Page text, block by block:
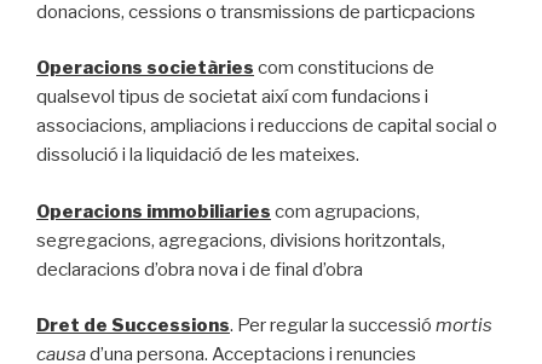
donacions, cessions o transmissions de particpacions
Operacions societàries com constitucions de
qualsevol tipus de societat així com fundacions i
associacions, ampliacions i reduccions de capital social o
dissolució i la liquidació de les mateixes.
Operacions immobiliaries com agrupacions,
segregacions, agregacions, divisions horitzontals,
declaracions d’obra nova i de final d’obra
Dret de Successions. Per regular la successió mortis
causad’una persona. Acceptacions i renuncies